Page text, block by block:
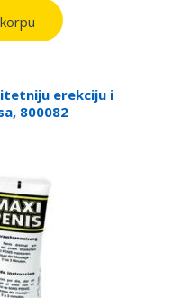
erekciju i
800082